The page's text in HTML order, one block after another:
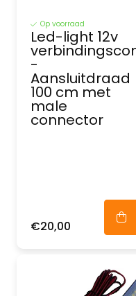
Op voorraad
Led-light 12v
-
Aansluitdraad
100 cm met
male
connector
€20,00